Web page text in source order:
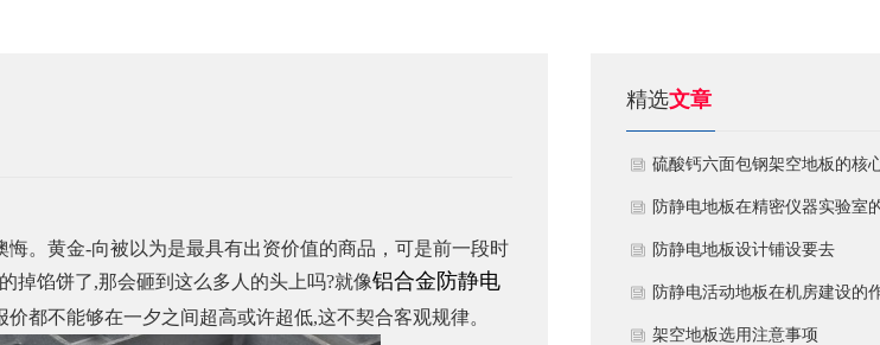
悔。黄金-向被以为是最具有出资价值的商品，可是前一段时
掉馅饼了,那会砸到这么多人的头上吗?就像铝合金防静电
价都不能够在一夕之间超高或许超低,这不契合客观规律。
精选文章
硫酸钙六面包钢架空地板的核
技术优势与防火安全价值
防静电地板在精密仪器实验室
定制化应用方案
​防静电地板设计铺设要去
防静电活动地板在机房建设的
用
​架空地板选用注意事项